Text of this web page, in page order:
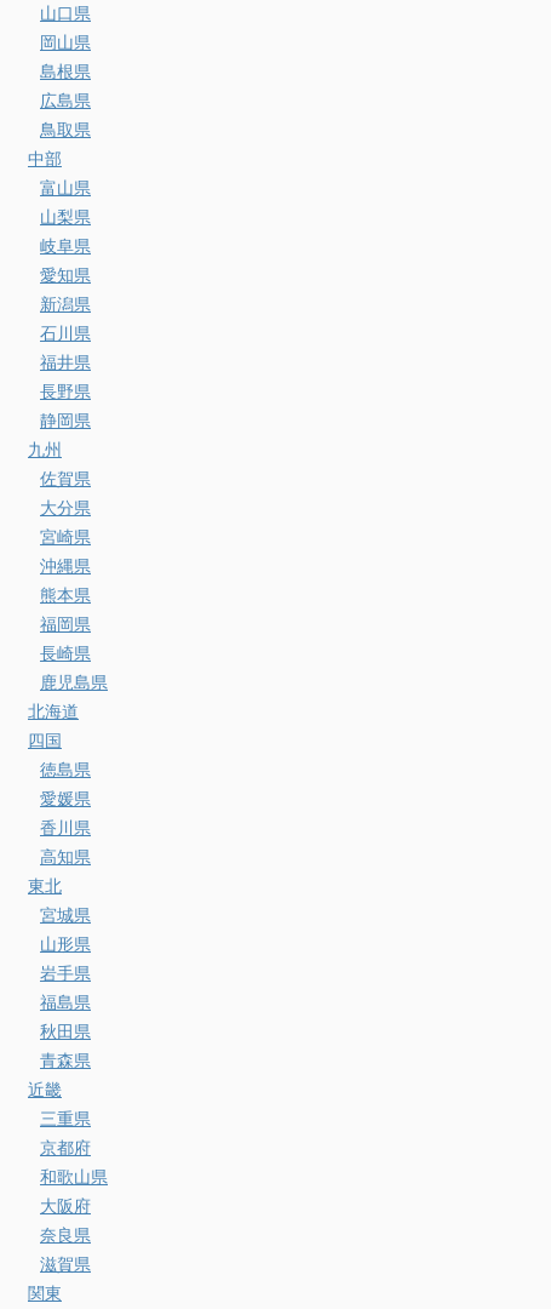
山口県
岡山県
島根県
広島県
鳥取県
中部
富山県
山梨県
岐阜県
愛知県
新潟県
石川県
福井県
長野県
静岡県
九州
佐賀県
大分県
宮崎県
沖縄県
熊本県
福岡県
長崎県
鹿児島県
北海道
四国
徳島県
愛媛県
香川県
高知県
東北
宮城県
山形県
岩手県
福島県
秋田県
青森県
近畿
三重県
京都府
和歌山県
大阪府
奈良県
滋賀県
関東